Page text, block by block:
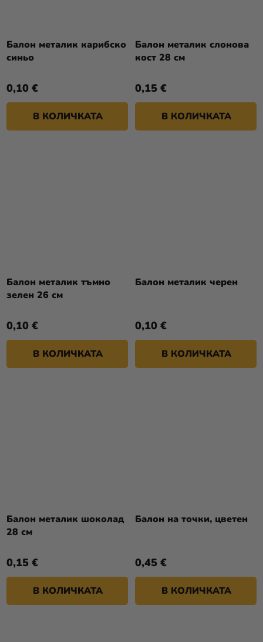
Балон металик карибско
синьо
0,10 €
В КОЛИЧКАТА
Балон металик слонова
кост 28 см
0,15 €
В КОЛИЧКАТА
Балон металик тъмно
зелен 26 см
0,10 €
В КОЛИЧКАТА
Балон металик черен
0,10 €
В КОЛИЧКАТА
Балон металик шоколад
28 см
0,15 €
В КОЛИЧКАТА
Балон на точки, цветен
0,45 €
В КОЛИЧКАТА